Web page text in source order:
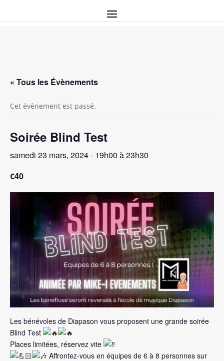
« Tous les Évènements
Cet évènement est passé.
Soirée Blind Test
samedi 23 mars, 2024 - 19h00 à23h30
€40
Les bénévoles de Diapason vous proposent une grande soirée
Blind Test
Places limitées, réservez vite
Affrontez-vous en équipes de 6 à 8 personnes sur